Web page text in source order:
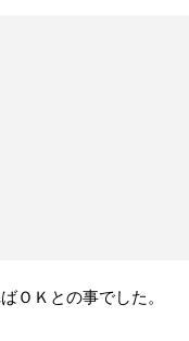
ＯＫとの事でした。